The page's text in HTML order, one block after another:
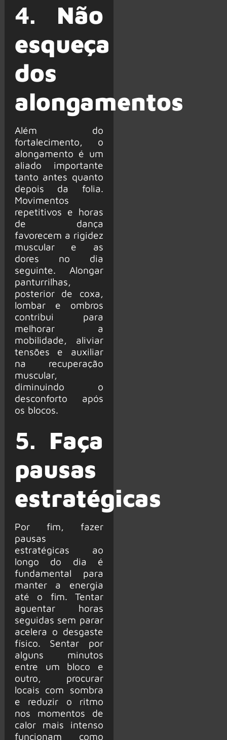
4. Não
esqueça
dos
alongamentos
Além do
fortalecimento, o
alongamento é um
aliado importante
tanto antes quanto
depois da folia.
Movimentos
repetitivos e horas
de dança
favorecem a rigidez
muscular e as
dores no dia
seguinte. Alongar
panturrilhas,
posterior de coxa,
lombar e ombros
contribui para
melhorar a
mobilidade, aliviar
tensões e auxiliar
na recuperação
muscular,
diminuindo o
desconforto após
os blocos.
5. Faça
pausas
estratégicas
Por fim, fazer
pausas
estratégicas ao
longo do dia é
fundamental para
manter a energia
até o fim. Tentar
aguentar horas
seguidas sem parar
acelera o desgaste
físico. Sentar por
alguns minutos
entre um bloco e
outro, procurar
locais com sombra
e reduzir o ritmo
nos momentos de
calor mais intenso
funcionam como